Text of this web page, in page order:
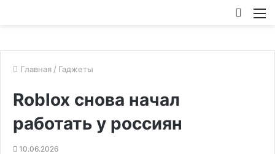
Главная / Гаджеты
Roblox снова начал
работать у россиян
10.06.2026